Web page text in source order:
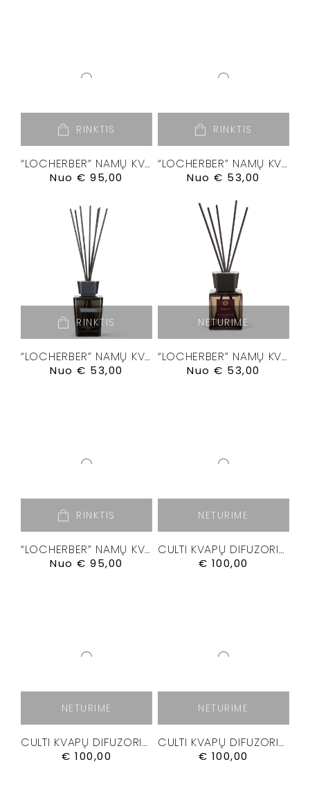
RINKTIS
“LOCHERBER” NAMŲ KVAPŲ DIFUZORIUS “BANKSIA”
Nuo€ 95,00
RINKTIS
“LOCHERBER” NAMŲ KVAPŲ DIFUZORIUS “DOLCE ROMA XXI”
Nuo€ 53,00
RINKTIS
“LOCHERBER” NAMŲ KVAPŲ DIFUZORIUS “GRIGIO MILANO”
Nuo€ 53,00
NETURIME
“LOCHERBER” NAMŲ KVAPŲ DIFUZORIUS “KLINTO 1817”
Nuo€ 53,00
RINKTIS
“LOCHERBER” NAMŲ KVAPŲ DIFUZORIUS”VENETIAE”
Nuo€ 95,00
NETURIME
CULTI KVAPŲ DIFUZORIUS ” CHROMIA III” 500 ML.
€ 100,00
NETURIME
CULTI KVAPŲ DIFUZORIUS “CHROMIA I” 500 ML
€ 100,00
NETURIME
CULTI KVAPŲ DIFUZORIUS “CHROMIA II” 500 ML
€ 100,00